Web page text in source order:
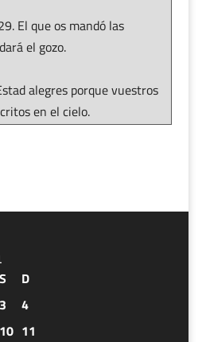
El que os mandó las
el gozo.
alegres porque vuestros
en el cielo.
S
D
3
4
10 11